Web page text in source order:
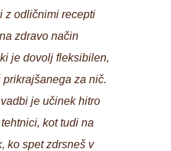
z odličnimi recepti
zdravo način
je dovolj fleksibilen,
za nič.
je učinek hitro
kot tudi na
ko spet zdrsneš v